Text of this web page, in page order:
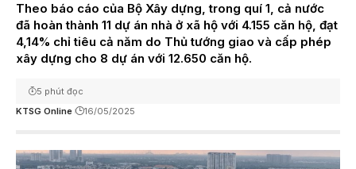
Theo báo cáo của Bộ Xây dựng, trong quí 1, cả nước
đã hoàn thành 11 dự án nhà ở xã hộ với 4.155 căn hộ, đạt
4,14% chỉ tiêu cả năm do Thủ tướng giao và cấp phép
xây dựng cho 8 dự án với 12.650 căn hộ.
KTSG Online 16/05/2025
5 phút đọc